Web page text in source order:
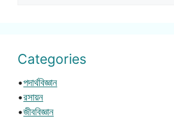
Categories
•পদার্থবিজ্ঞান
•রসায়ন
•জীববিজ্ঞান